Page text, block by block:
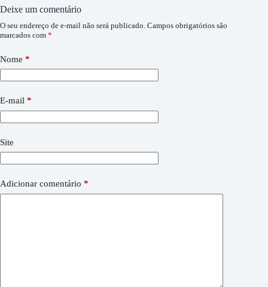
Deixe um comentário
O seu endereço de e-mail não será publicado. Campos obrigatórios são
marcados com *
Nome *
E-mail *
Site
Adicionar comentário *